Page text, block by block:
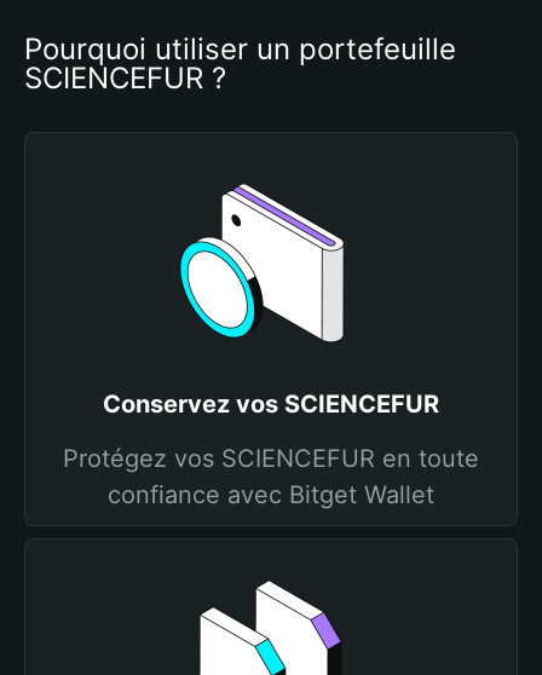
Pourquoi utiliser un portefeuille
SCIENCEFUR ?
Conservez vos SCIENCEFUR
Protégez vos SCIENCEFUR en toute
confiance avec Bitget Wallet